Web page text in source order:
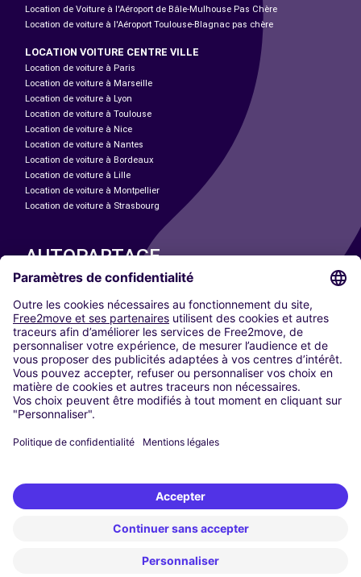
Location de Voiture à l'Aéroport de Bâle-Mulhouse Pas Chère
Location de voiture à l'Aéroport Toulouse-Blagnac pas chère
LOCATION VOITURE CENTRE VILLE
Location de voiture à Paris
Location de voiture à Marseille
Location de voiture à Lyon
Location de voiture à Toulouse
Location de voiture à Nice
Location de voiture à Nantes
Location de voiture à Bordeaux
Location de voiture à Lille
Location de voiture à Montpellier
Location de voiture à Strasbourg
AUTOPARTAGE
Paris
Madrid
Washington DC
Milan
Rome
Turin
Vienne
Berlin
Düsseldorf